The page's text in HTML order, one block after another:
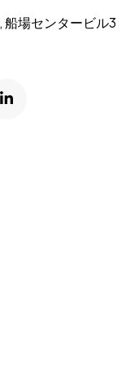
船場センタービル3